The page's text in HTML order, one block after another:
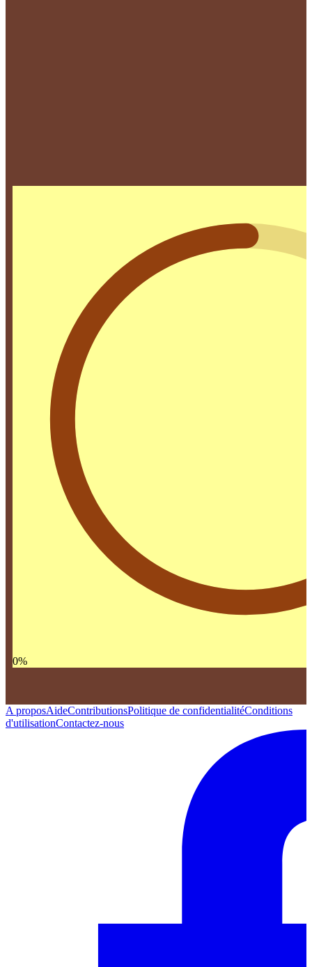
0%
A proposAideContributionsPolitique de confidentialitéConditions
d'utilisationContactez-nous